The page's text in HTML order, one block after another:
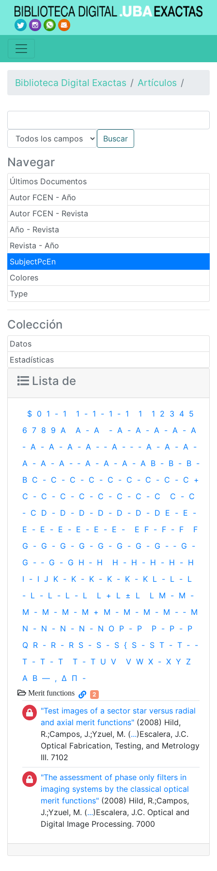
Biblioteca Digital Exactas Artículos
Navegar
Últimos Documentos
Autor FCEN - Año
Autor FCEN - Revista
Año - Revista
Revista - Año
SubjectPcEn
Colores
Type
Colección
Datos
Estadísticas
Lista de
$ 0 1 - 1 1 - 1 - 1 - 1 1 1 2 3 4 5
6 7 8 9 A A - A - A - A - A - A - A
- A - A - A - A - ‐ A - ‐ - A - A - A -
A - A - A - ‐ A - A - A - A B - B - B -
B C - C - C - C - C - C - C - C - C +
C - C - C - C - C - C - C - C C - C
- C D - D - D - D - D - D - D E - E -
E - E - E - E - E - E - E F - F - F
F
G - G - G - G - G - G - G - G - ‐ G -
G - ‐ G - G H ‐ H H - H - H - H - H
I - I J K - K - K - K - K - K L - L - L
- L - L - L - L L + L ± L L M - M -
M - M - M - M + M - M - M - M - ‐ M
N - N - N - N - N O P - P P - P - P
Q R - R - R S - S - S { S - S T - T ‐ -
T - T - T T - T U V V W X - X Y Z
Α Β — , Δ Π -
Merit functions 2
"Test images of a sector star versus radial
and axial merit functions" (2008) Hild,
R.;Campos, J.;Yzuel, M. (...)Escalera, J.C.
Optical Fabrication, Testing, and Metrology
III. 7102
"The assessment of phase only filters in
imaging systems by the classical optical
merit functions" (2008) Hild, R.;Campos,
J.;Yzuel, M. (...)Escalera, J.C. Optical and
Digital Image Processing. 7000